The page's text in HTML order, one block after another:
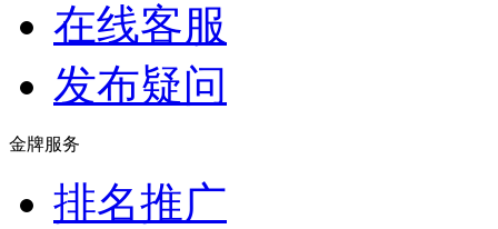
在线客服
发布疑问
金牌服务
排名推广